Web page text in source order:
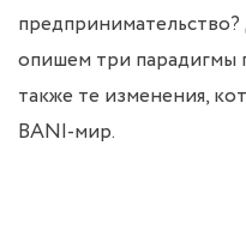
опишем три парадигмы
также те изменения,
BANI-мир.